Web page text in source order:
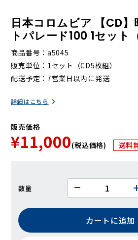
日本コロムビア 【CD】
トパレード100 1セット
商品番号
a5045
販売単位
1セット（CD5枚組）
配送予定
7営業日以内に発送
詳細はこちら
販売価格
¥11,000(税込価格) 送料
数量
カートに追加